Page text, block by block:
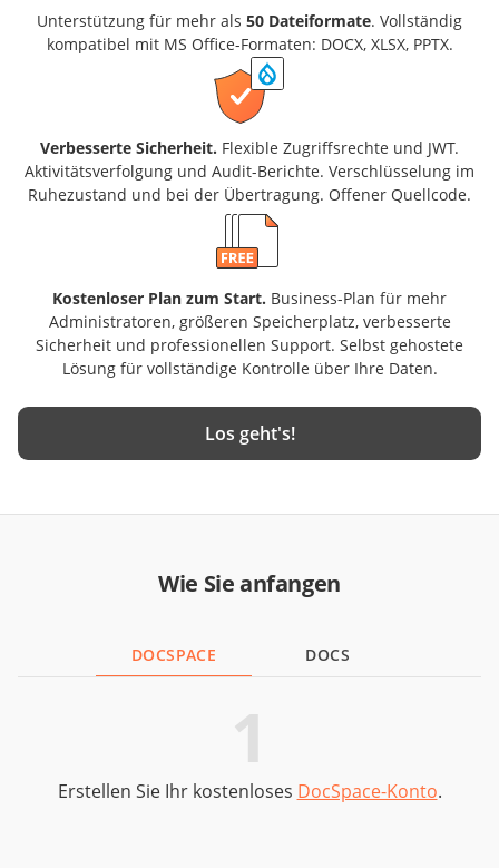
Unterstützung für mehr als 50 Dateiformate. Vollständig
kompatibel mit MS Office-Formaten: DOCX, XLSX, PPTX.
Verbesserte Sicherheit. Flexible Zugriffsrechte und JWT.
Aktivitätsverfolgung und Audit-Berichte. Verschlüsselung im
Ruhezustand und bei der Übertragung. Offener Quellcode.
Kostenloser Plan zum Start. Business-Plan für mehr
Administratoren, größeren Speicherplatz, verbesserte
Sicherheit und professionellen Support. Selbst gehostete
Lösung für vollständige Kontrolle über Ihre Daten.
Los geht's!
Wie Sie anfangen
DOCSPACE DOCS
1
Erstellen Sie Ihr kostenloses DocSpace-Konto.